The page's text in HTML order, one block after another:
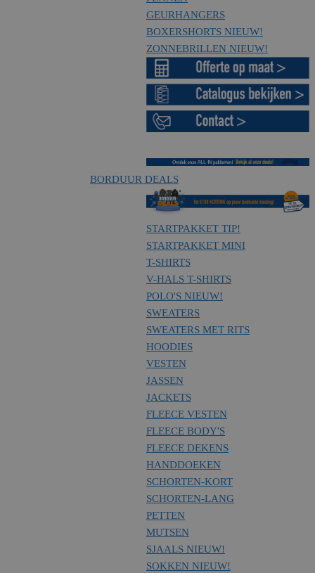
GEURHANGERS
BOXERSHORTS NIEUW!
ZONNEBRILLEN NIEUW!
BORDUUR DEALS
STARTPAKKET TIP!
STARTPAKKET MINI
T-SHIRTS
V-HALS T-SHIRTS
POLO'S NIEUW!
SWEATERS
SWEATERS MET RITS
HOODIES
VESTEN
JASSEN
JACKETS
FLEECE VESTEN
FLEECE BODY'S
FLEECE DEKENS
HANDDOEKEN
SCHORTEN-KORT
SCHORTEN-LANG
PETTEN
MUTSEN
SJAALS NIEUW!
SOKKEN NIEUW!